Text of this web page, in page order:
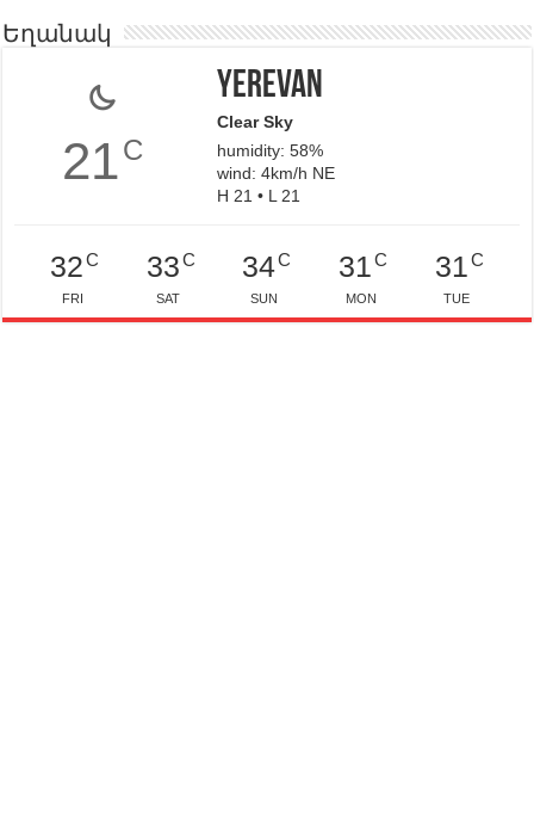
Եղանակ
21C
Yerevan
Clear Sky
humidity: 58%
wind: 4km/h NE
H 21 • L 21
32C
FRI
33C
SAT
34C
SUN
31C
MON
31C
TUE